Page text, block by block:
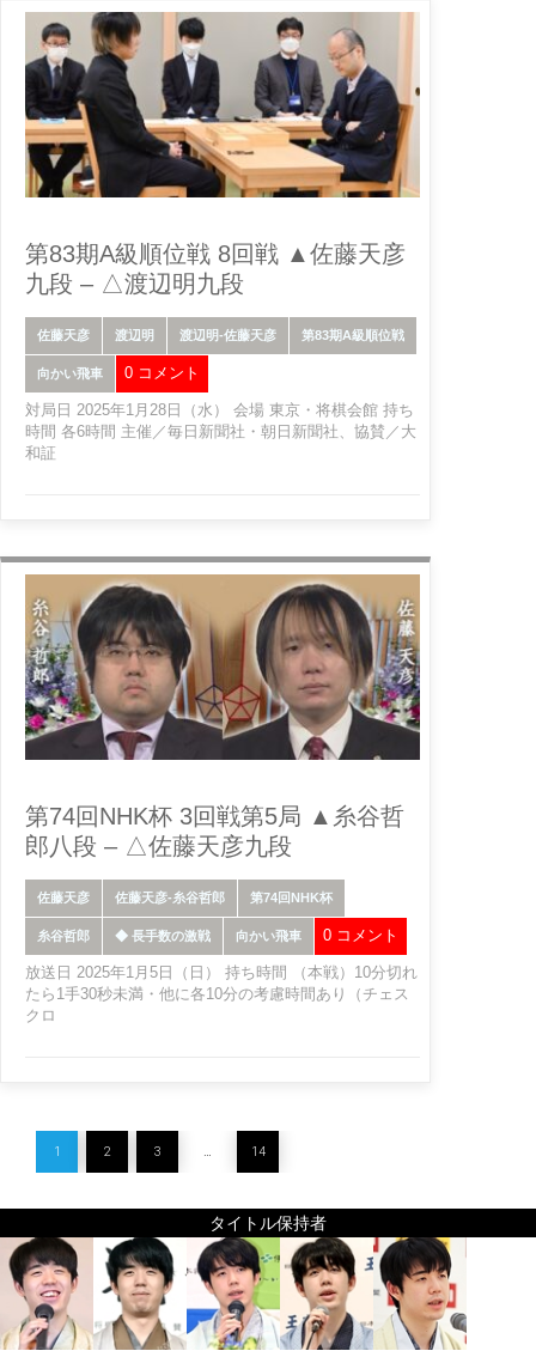
第83期A級順位戦 8回戦 ▲佐藤天彦
九段 – △渡辺明九段
佐藤天彦 渡辺明 渡辺明-佐藤天彦 第83期A級順位戦
向かい飛車 0 コメント
対局日 2025年1月28日（水） 会場 東京・将棋会館 持ち
時間 各6時間 主催／毎日新聞社・朝日新聞社、協賛／大
和証
第74回NHK杯 3回戦第5局 ▲糸谷哲
郎八段 – △佐藤天彦九段
佐藤天彦 佐藤天彦-糸谷哲郎 第74回NHK杯
糸谷哲郎 ◆ 長手数の激戦 向かい飛車 0 コメント
放送日 2025年1月5日（日） 持ち時間 （本戦）10分切れ
たら1手30秒未満・他に各10分の考慮時間あり（チェス
クロ
1 2 3 … 14
タイトル保持者